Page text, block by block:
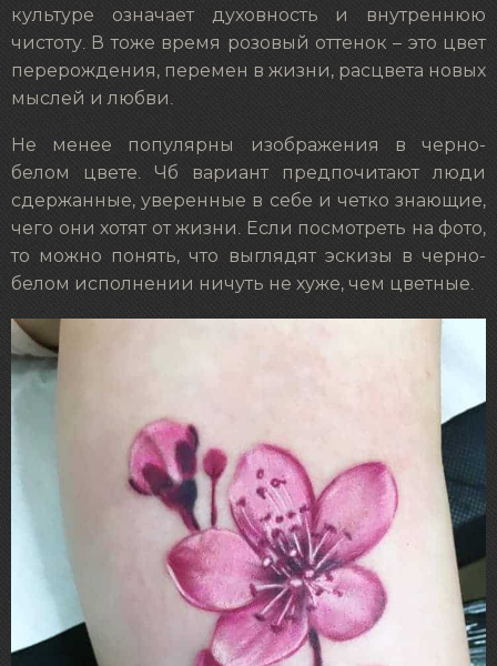
культуре означает духовность и внутреннюю
чистоту. В тоже время розовый оттенок – это цвет
перерождения, перемен в жизни, расцвета новых
мыслей и любви.
Не менее популярны изображения в черно-
белом цвете. Чб вариант предпочитают люди
сдержанные, уверенные в себе и четко знающие,
чего они хотят от жизни. Если посмотреть на фото,
то можно понять, что выглядят эскизы в черно-
белом исполнении ничуть не хуже, чем цветные.